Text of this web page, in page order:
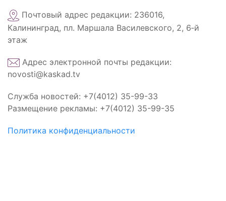
Почтовый адрес редакции: 236016,
Калининград, пл. Маршала Василевского, 2, 6‑й
этаж
Адрес электронной почты редакции:
novosti@kaskad.tv
Служба новостей: +7(4012) 35-99-33
Размещение рекламы: +7(4012) 35-99-35
Политика конфиденциальности